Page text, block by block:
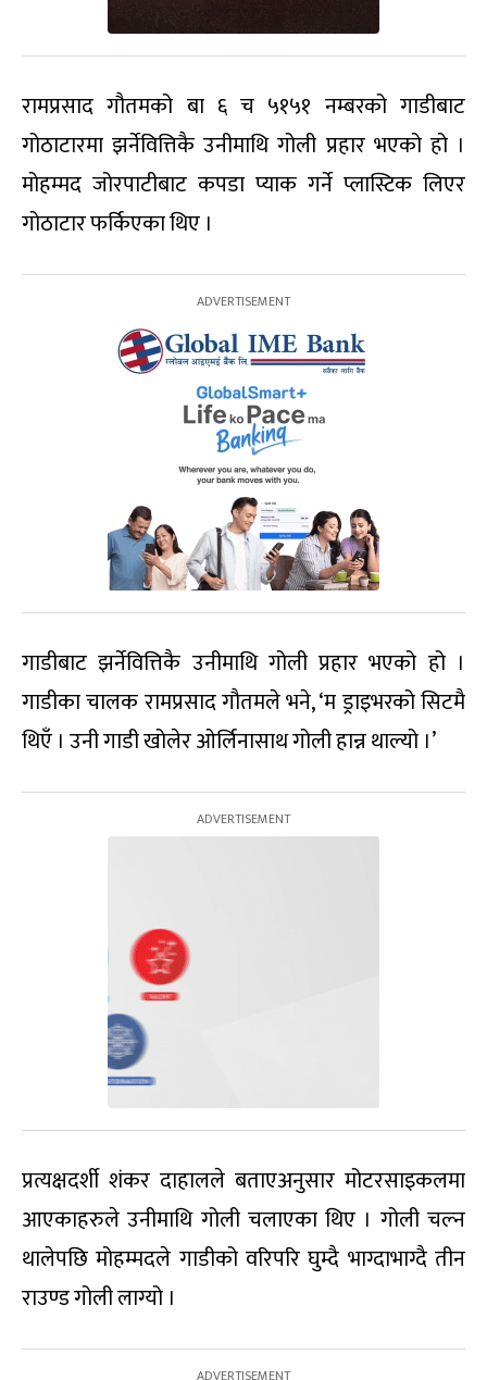
रामप्रसाद गौतमको बा ६ च ५१५१ नम्बरको गाडीबाट
गोठाटारमा झर्नेवित्तिकै उनीमाथि गोली प्रहार भएको हो ।
मोहम्मद जोरपाटीबाट कपडा प्याक गर्ने प्लास्टिक लिएर
गोठाटार फर्किएका थिए ।
गाडीबाट झर्नेवित्तिकै उनीमाथि गोली प्रहार भएको हो ।
गाडीका चालक रामप्रसाद गौतमले भने, ‘म ड्राइभरको सिटमै
थिएँ । उनी गाडी खोलेर ओर्लिनासाथ गोली हान्न थाल्यो ।’
प्रत्यक्षदर्शी शंकर दाहालले बताएअनुसार मोटरसाइकलमा
आएकाहरुले उनीमाथि गोली चलाएका थिए । गोली चल्न
थालेपछि मोहम्मदले गाडीको वरिपरि घुम्दै भाग्दाभाग्दै तीन
राउण्ड गोली लाग्यो ।